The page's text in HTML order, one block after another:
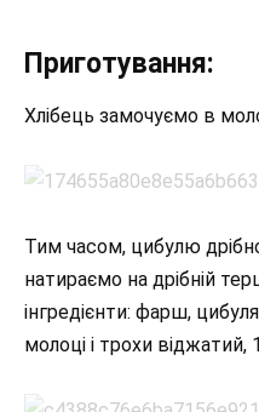
Приготування:
Хлібець замочуємо в
Тим часом, цибулю
натираємо на дрібній
інгредієнти: фарш,
молоці і трохи віджатий,